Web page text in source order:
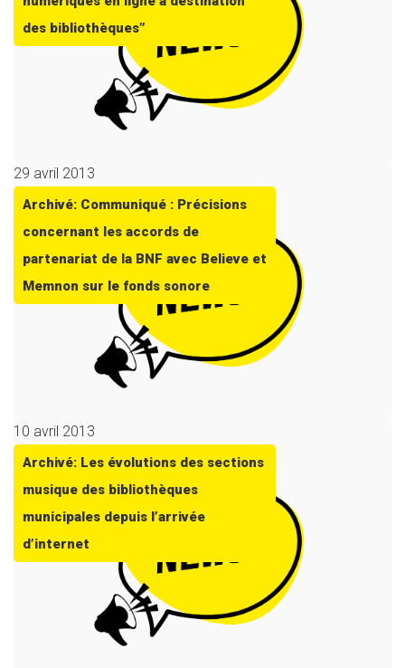
des bibliothèques”
29 avril 2013
Archivé: Communiqué : Précisions
concernant les accords de
partenariat de la BNF avec Believe et
Memnon sur le fonds sonore
10 avril 2013
Archivé: Les évolutions des sections
musique des bibliothèques
municipales depuis l’arrivée
d’internet